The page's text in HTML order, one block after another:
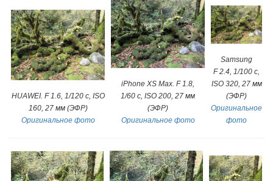
HUAWEI. F 1.6, 1/120 с, ISO
160, 27 мм (ЭФР)
Оригинальное фото
iPhone XS Max. F 1.8,
1/60 с, ISO 200, 27 мм
(ЭФР)
Оригинальное фото
Samsung
F 2.4, 1/100 с,
ISO 320, 27 мм
(ЭФР)
Оригинальное
фото